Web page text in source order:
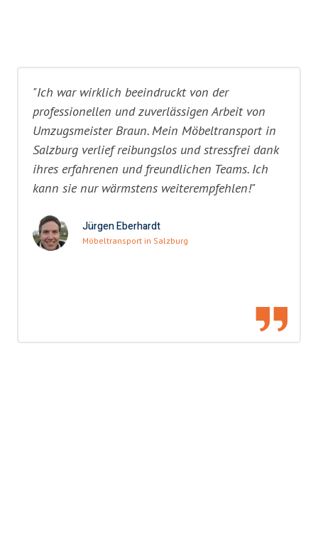
"Ich war wirklich beeindruckt von der
professionellen und zuverlässigen Arbeit von
Umzugsmeister Braun. Mein Möbeltransport in
Salzburg verlief reibungslos und stressfrei dank
ihres erfahrenen und freundlichen Teams. Ich
kann sie nur wärmstens weiterempfehlen!"
Jürgen Eberhardt
Möbeltransport in Salzburg